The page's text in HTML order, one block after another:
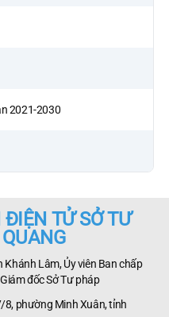
2021-2030
TỬ SỞ TƯ
Lâm, Ủy viên Ban chấp
đốc Sở Tư pháp
Minh Xuân, tỉnh